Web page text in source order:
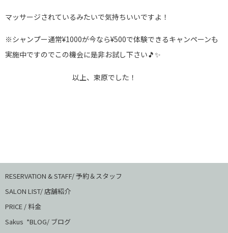
マッサージされているみたいで気持ちいいですよ！
※シャンプー通常¥1000が今なら¥500で体験できるキャンペーンも
実施中ですのでこの機会に是非お試し下さい🎵✨
以上、束原でした！
RESERVATION & STAFF/ 予約＆スタッフ
SALON LIST/ 店舗紹介
PRICE / 料金
Sakus *BLOG/ ブログ